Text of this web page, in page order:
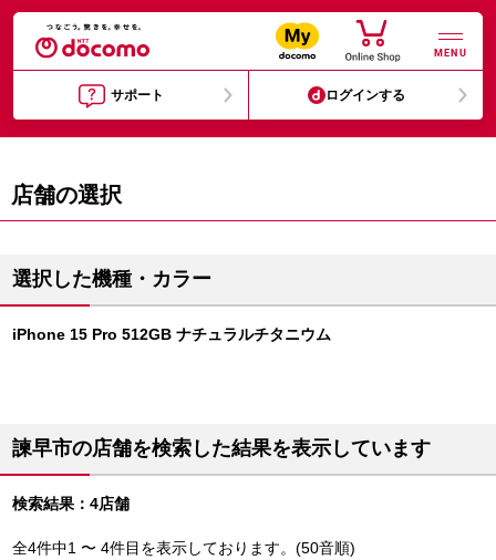
MENU
サポート ログインする
店舗の選択
選択した機種・カラー
iPhone 15 Pro 512GB ナチュラルチタニウム
諫早市の店舗を検索した結果を表示しています
検索結果：4店舗
全4件中1 〜 4件目を表示しております。(50音順)